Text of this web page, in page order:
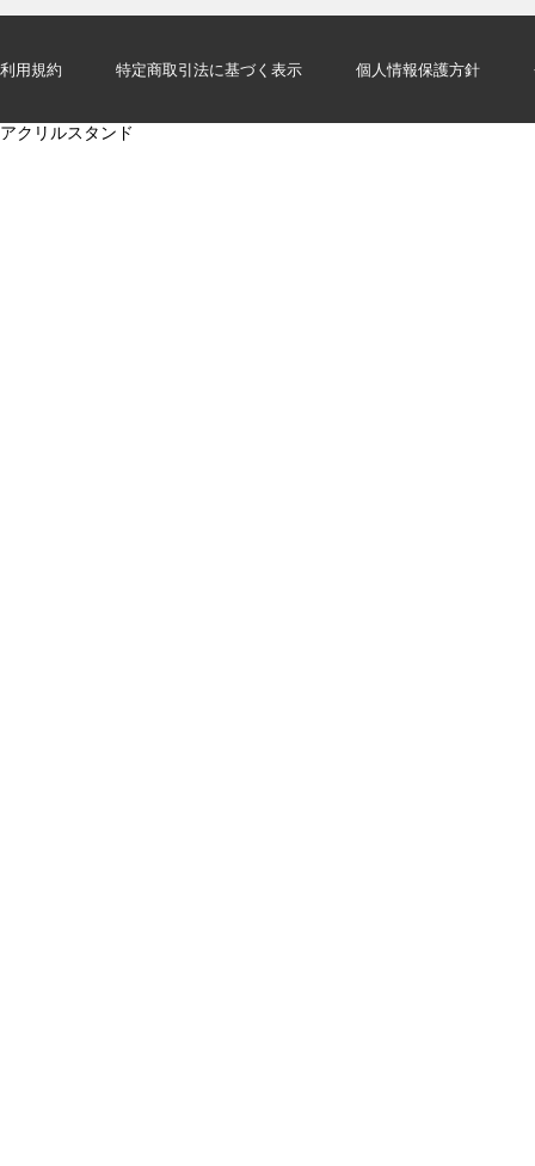
利用規約 特定商取引法に基づく表示 個人情報保護方針
萩原千速＆横溝重悟
アクリルスタンド